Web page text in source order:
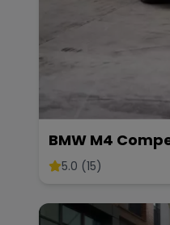
BMW M4
5.0 (15)